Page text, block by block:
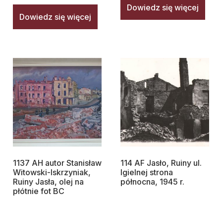
Dowiedz się więcej
Dowiedz się więcej
1137 AH autor Stanisław
Witowski-Iskrzyniak,
Ruiny Jasła, olej na
płótnie fot BC
114 AF Jasło, Ruiny ul.
Igielnej strona
północna, 1945 r.